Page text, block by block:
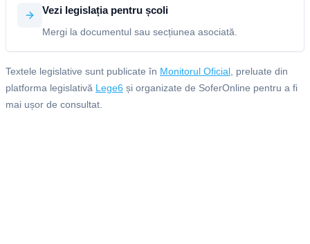
Vezi legislația pentru școli
Mergi la documentul sau secțiunea asociată.
Textele legislative sunt publicate în Monitorul Oficial , preluate din
platforma legislativă Lege6 și organizate de SoferOnline pentru a fi
mai ușor de consultat.